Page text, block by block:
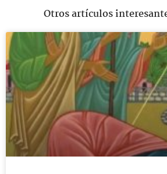
Otros artículos